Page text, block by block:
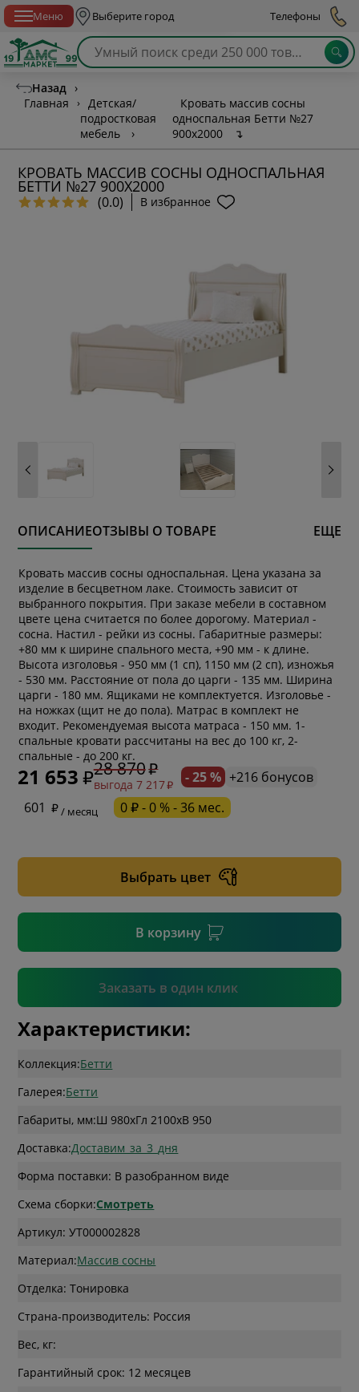
Меню Выберите город Телефоны
Назад ›
Главная
›
Детская/
подростковая
мебель
›
Кровать массив сосны
односпальная Бетти №27
900х2000
↴
КРОВАТЬ МАССИВ СОСНЫ ОДНОСПАЛЬНАЯ
БЕТТИ №27 900Х2000
(0.0) В избранное
ОПИСАНИЕОТЗЫВЫ О ТОВАРЕ ЕЩЕ
Кровать массив сосны односпальная. Цена указана за
изделие в бесцветном лаке. Стоимость зависит от
выбранного покрытия. При заказе мебели в составном
цвете цена считается по более дорогому. Материал -
сосна. Настил - рейки из сосны. Габаритные размеры:
+80 мм к ширине спального места, +90 мм - к длине.
Высота изголовья - 950 мм (1 сп), 1150 мм (2 сп), изножья
- 530 мм. Расстояние от пола до царги - 135 мм. Ширина
царги - 180 мм. Ящиками не комплектуется. Изголовье -
на ножках (щит не до пола). Матрас в комплект не
входит. Рекомендуемая высота матраса - 150 мм. 1-
спальные кровати рассчитаны на вес до 100 кг, 2-
спальные - до 200 кг.
21 653 28 870
выгода 7 217 - 25 % +216 бонусов
601
/ месяц 0 ₽ - 0 % - 36 мес.
Выбрать цвет
В корзину
Заказать в один клик
* обязательное поле
Подтвердить
Характеристики:
Коллекция:Бетти
Галерея:Бетти
Габариты, мм:Ш 980xГл 2100xВ 950
Доставка:Доставим_за_3_дня
Форма поставки: В разобранном виде
Схема сборки:Смотреть
Артикул: УТ000002828
Материал:Массив сосны
Отделка: Тонировка
Страна-производитель: Россия
Вес, кг:
Гарантийный срок: 12 месяцев